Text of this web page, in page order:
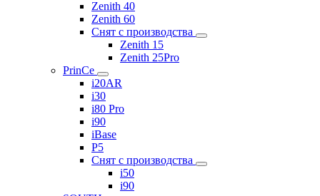
Zenith 40
Zenith 60
Снят с производства
Zenith 15
Zenith 25Pro
PrinCe
i20AR
i30
i80 Pro
i90
iBase
P5
Снят с производства
i50
i90